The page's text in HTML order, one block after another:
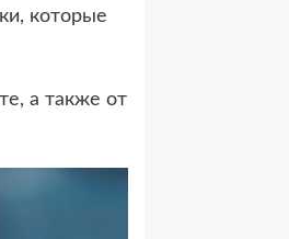
которые
а также от